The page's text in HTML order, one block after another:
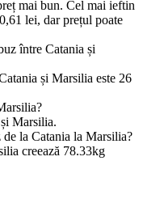
mai bun. Cel mai ieftin
lei, dar prețul poate
între Catania și
și Marsilia este 26
Marsilia.
la Catania la Marsilia?
creează 78.33kg